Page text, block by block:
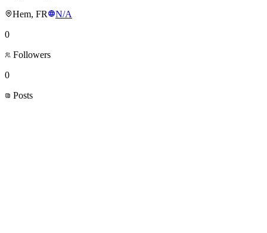
Hem, FR
N/A
0
Followers
0
Posts